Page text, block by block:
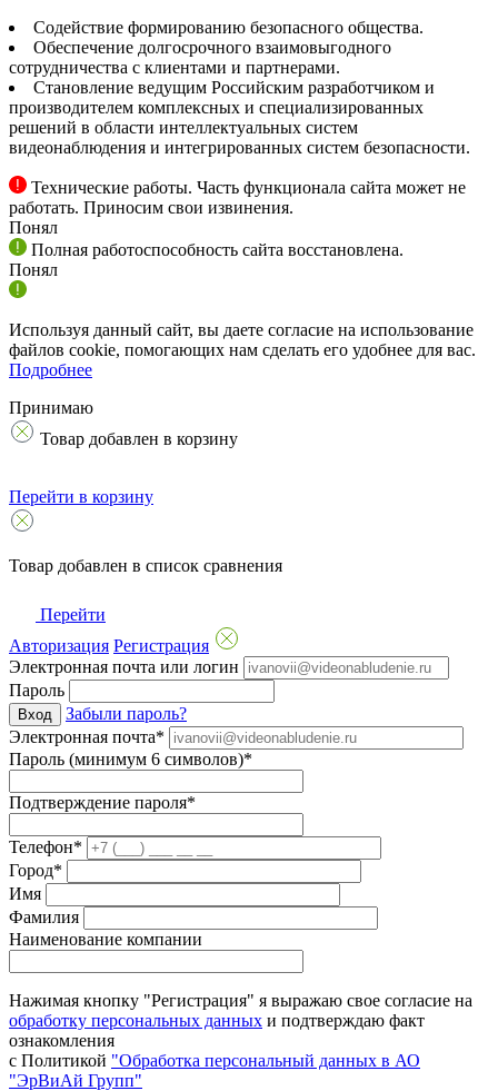
Содействие формированию безопасного общества.
Обеспечение долгосрочного взаимовыгодного
сотрудничества с клиентами и партнерами.
Становление ведущим Российским разработчиком и
производителем комплексных и специализированных
решений в области интеллектуальных систем
видеонаблюдения и интегрированных систем безопасности.
Технические работы. Часть функционала сайта может не
работать. Приносим свои извинения.
Понял
Полная работоспособность сайта восстановлена.
Понял
Используя данный сайт, вы даете согласие на использование
файлов cookie, помогающих нам сделать его удобнее для вас.
Подробнее
Принимаю
Товар добавлен в корзину
Перейти в корзину
Товар добавлен в список сравнения
Перейти
Авторизация Регистрация
Электронная почта или логин
Пароль
Вход
Забыли пароль?
Электронная почта*
Пароль (минимум 6 символов)*
Подтверждение пароля*
Телефон*
Город*
Имя
Фамилия
Наименование компании
Нажимая кнопку "Регистрация" я выражаю свое согласие на
обработку персональных данных и подтверждаю факт
ознакомления
с Политикой "Обработка персональный данных в АО
"ЭрВиАй Групп"